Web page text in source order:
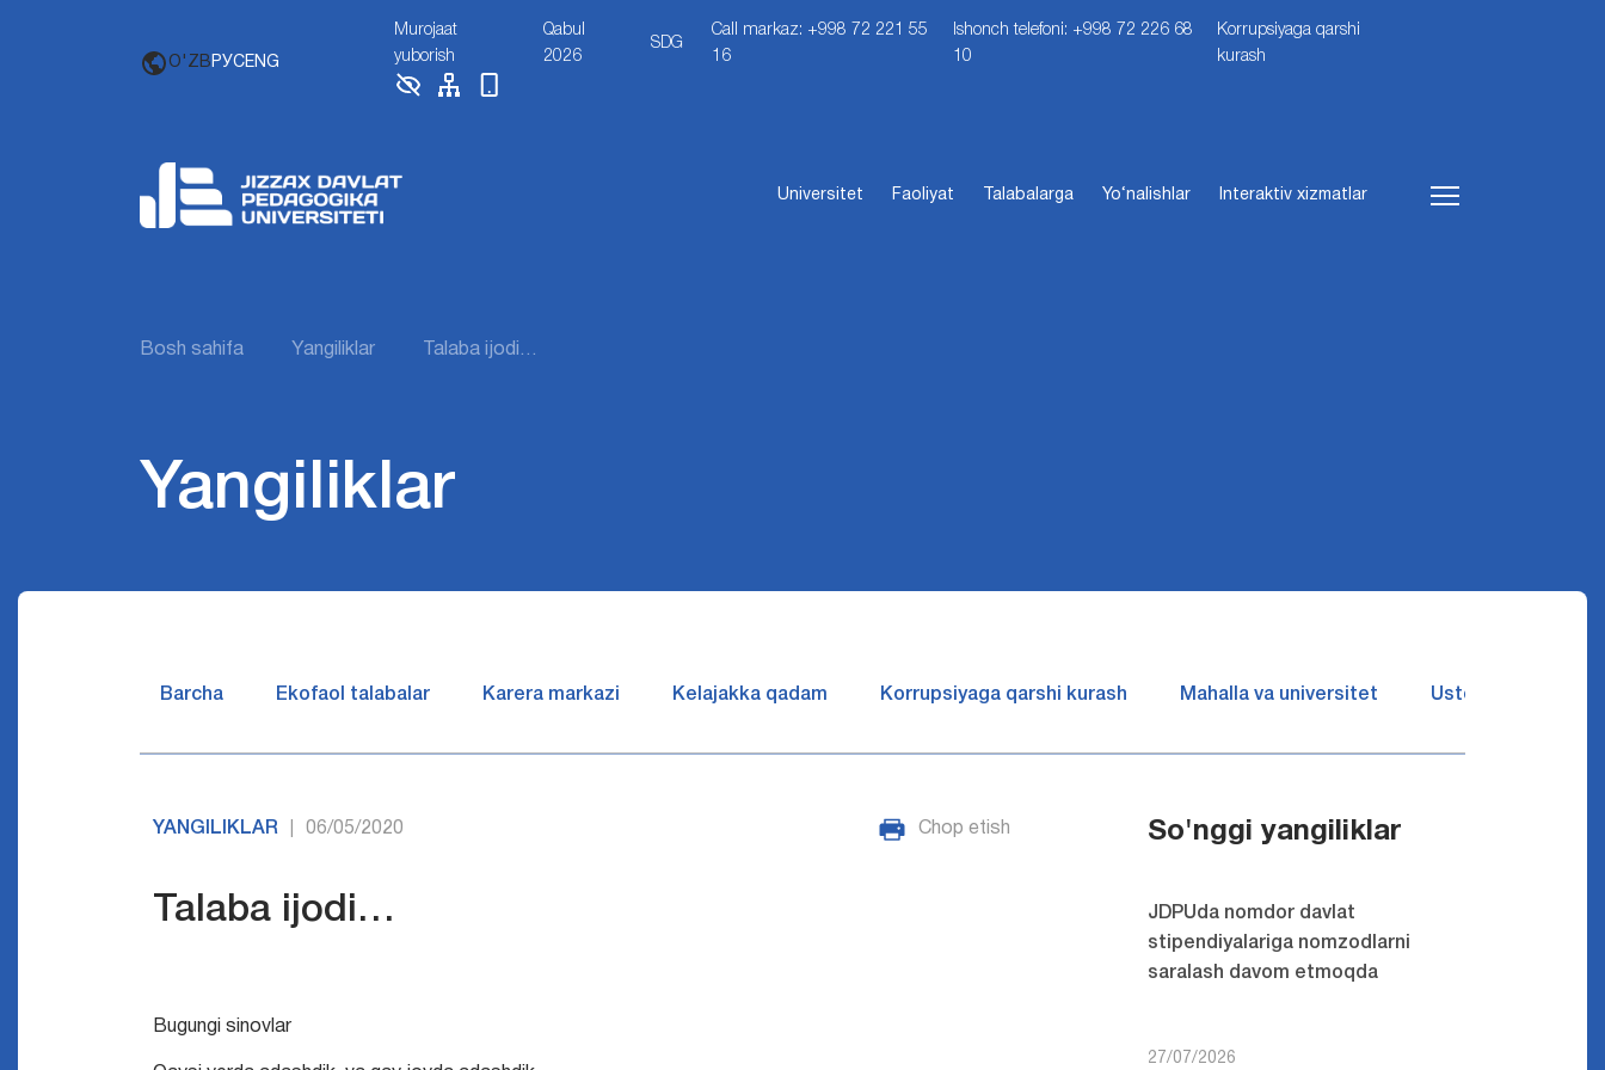
O'ZB РУСENG
Murojaat
yuborish
Qabul
2026
SDG
Call markaz: +998 72 221 55
16
Ishonch telefoni: +998 72 226 68
10
Korrupsiyaga qarshi
kurash
Universitet Faoliyat Talabalarga Yo‘nalishlar Interaktiv xizmatlar
Bosh sahifa Yangiliklar Talaba ijodi…
Yangiliklar
Barcha Ekofaol talabalar Karera markazi Kelajakka qadam Korrupsiyaga qarshi kurash Mahalla va universitet Ustozlar suhbatin
YANGILIKLAR 06/05/2020 Chop etish
Talaba ijodi…
Bugungi sinovlar
So'nggi yangiliklar
JDPUda nomdor davlat
stipendiyalariga nomzodlarni
saralash davom etmoqda
27/07/2026